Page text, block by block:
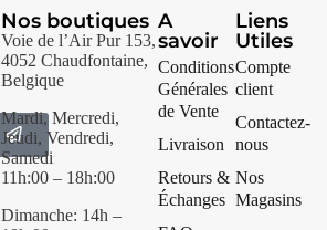
Nos boutiques
Voie de l’Air Pur 153,
4052 Chaudfontaine,
Belgique
Mardi, Mercredi,
Jeudi, Vendredi,
Samedi
11h:00 – 18h:00
Dimanche: 14h –
A
savoir
Conditions
Générales
de Vente
Livraison
Retours &
Échanges
Liens
Utiles
Compte
client
Contactez-
nous
Nos
Magasins